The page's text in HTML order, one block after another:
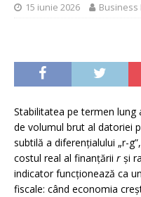
15 iunie 2026 Business
Stabilitatea pe termen
de volumul brut al datoriei
subtilă a diferențialului „r-
costul real al finanțării r și
indicator funcționează ca
fiscale: când economia